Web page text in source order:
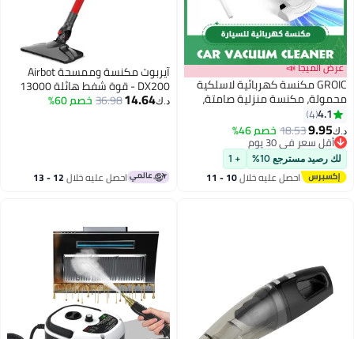
الميجا 📣
GROIC مكنسة كهربائية لاسلكية
مكنسة منزلية صامتة،
واط و8500 با، مكنسة كهربائية
بقوة عالية
4
18.53خصم 46%
سعر في 30 يوم
سعر في 30 يوم
مسترجع 10% + 1
احصل عليه خلال 10 - 11
آيربوت مكنسة وممسحة Airbot
DX200 - قوة شفط هائلة 13000
باسكال، تصميم فائق النحافة،
14.64
36.98خصم 60%
احصل عليه خلال 12 - 13